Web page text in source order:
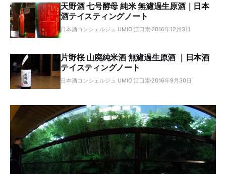
天野酒 七号酵母 純米 無濾過生原酒｜日本
酒テイスティングノート
日本酒コンシェルジュ UMIO 江口崇 2016年12月3日
片野桜 山廃純米酒 無濾過生原酒 ｜日本酒
テイスティングノート
日本酒コンシェルジュ UMIO 江口崇 2016年9月30日